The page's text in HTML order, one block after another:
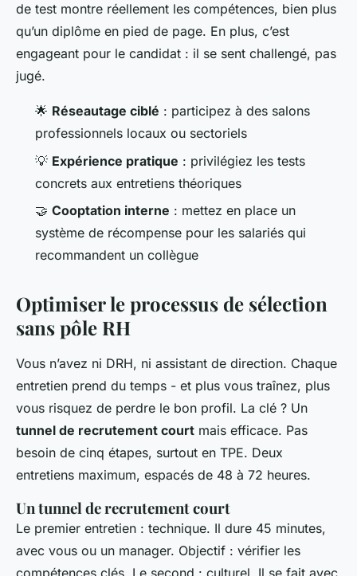
de test montre réellement les compétences, bien plus
qu’un diplôme en pied de page. En plus, c’est
engageant pour le candidat : il se sent challengé, pas
jugé.
🌟 Réseautage ciblé : participez à des salons
professionnels locaux ou sectoriels
💡 Expérience pratique : privilégiez les tests
concrets aux entretiens théoriques
🤝 Cooptation interne : mettez en place un
système de récompense pour les salariés qui
recommandent un collègue
Optimiser le processus de sélection
sans pôle RH
Vous n’avez ni DRH, ni assistant de direction. Chaque
entretien prend du temps - et plus vous traînez, plus
vous risquez de perdre le bon profil. La clé ? Un
tunnel de recrutement court mais efficace. Pas
besoin de cinq étapes, surtout en TPE. Deux
entretiens maximum, espacés de 48 à 72 heures.
Un tunnel de recrutement court
Le premier entretien : technique. Il dure 45 minutes,
avec vous ou un manager. Objectif : vérifier les